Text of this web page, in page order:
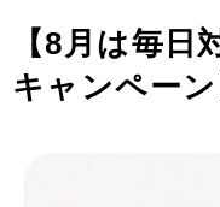
【8 月は毎日
キャンペーン